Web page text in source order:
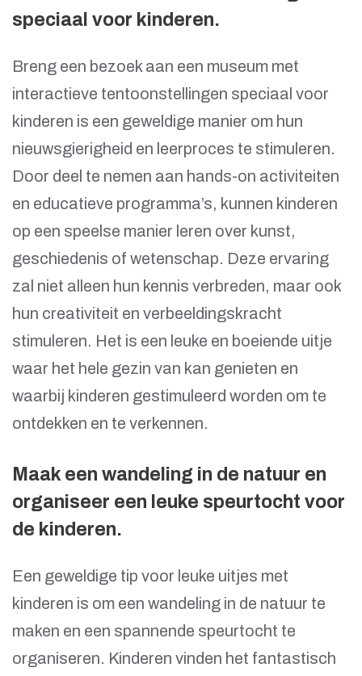
speciaal voor kinderen.
Breng een bezoek aan een museum met
interactieve tentoonstellingen speciaal voor
kinderen is een geweldige manier om hun
nieuwsgierigheid en leerproces te stimuleren.
Door deel te nemen aan hands-on activiteiten
en educatieve programma’s, kunnen kinderen
op een speelse manier leren over kunst,
geschiedenis of wetenschap. Deze ervaring
zal niet alleen hun kennis verbreden, maar ook
hun creativiteit en verbeeldingskracht
stimuleren. Het is een leuke en boeiende uitje
waar het hele gezin van kan genieten en
waarbij kinderen gestimuleerd worden om te
ontdekken en te verkennen.
Maak een wandeling in de natuur en
organiseer een leuke speurtocht voor
de kinderen.
Een geweldige tip voor leuke uitjes met
kinderen is om een wandeling in de natuur te
maken en een spannende speurtocht te
organiseren. Kinderen vinden het fantastisch